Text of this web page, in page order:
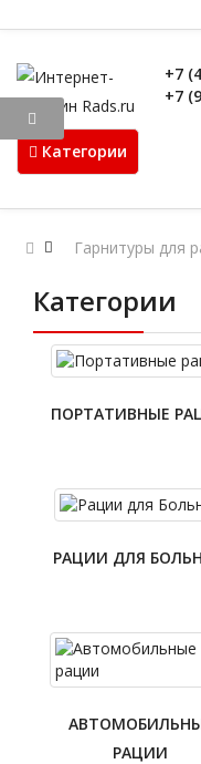
+7
+7
Категории
Гарнитуры для
Категории
ПОРТАТИВНЫЕ
РАЦИИ ДЛЯ
РАЦИИ